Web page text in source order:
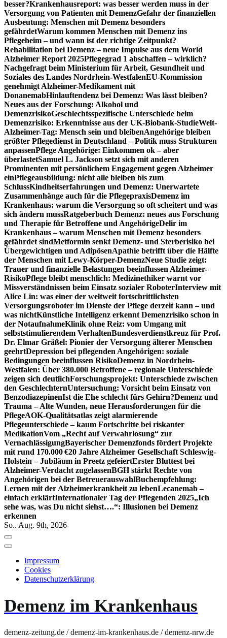
besser?Krankenhausreport: was besser werden muss in der
Versorgung von Patienten mit DemenzGefahr der finanziellen
Ausbeutung: Menschen mit Demenz besonders
gefährdetWarum kommen Menschen mit Demenz ins
Pflegeheim – und wann ist der richtige Zeitpunkt?
Rehabilitation bei Demenz – neue Impulse aus dem World
Alzheimer Report 2025Pflegegrad 1 abschaffen – wirklich?
Nachgefragt beim Ministerium für Arbeit, Gesundheit und
Soziales des Landes Nordrhein-WestfalenEU-Kommission
genehmigt Alzheimer-Medikament mit
DonanemabHinlauftendenz bei Demenz: Was lässt bleiben?
Neues aus der Forschung: Alkohol und
DemenzrisikoGeschlechtsspezifische Unterschiede beim
Demenzrisiko: Erkenntnisse aus der UK-Biobank-StudieWelt-
Alzheimer-Tag: Mensch sein und bleibenAngehörige bleiben
größter Pflegedienst in Deutschland – Politik muss Strukturen
anpassenPflege Angehörige: Einkommen ok – aber
überlastetSamuel L. Jackson setzt sich mit anderen
Prominenten mit persönlichem Engagement gegen Alzheimer
einPflegeausbildung: nicht alle bleiben bis zum
SchlussKindheitserfahrungen und Demenz: Unerwartete
Zusammenhänge auch für die PflegepraxisDemenz im
Krankenhaus: warum die Versorgung so oft scheitert und was
sich ändern mussRatgeberbuch Demenz: neues aus Forschung
und Therapie für Betroffene und AngehörigeDelir im
Krankenhaus – warum Menschen mit Demenz besonders
gefährdet sindMetformin senkt Demenz- und Sterberisiko bei
Übergewichtigen und AdipösenApathie betrifft über die Hälfte
der Menschen mit Lewy-Körper-DemenzNeue Studie zeigt:
Trauer und finanzielle Belastungen beeinflussen Alzheimer-
RisikoPflege bleibt menschlich: Medizinethiker warnt vor
Missverständnissen beim Einsatz sozialer RoboterInterview mit
Alice Lin: was einer der weltweit fortschrittlichsten
Versorgungsroboter im Dienste der Pflege derzeit kann – und
was nichtKünstliche Intelligenz erkennt Demenzrisiko schon in
der NotaufnahmeKlinik ohne Reiz: vom Umgang mit
selbststimulierendem VerhaltenBundesverdienstkreuz für Prof.
Dr. Elmar Gräßel: Pionier der Versorgung älterer Menschen
geehrtDepression bei pflegenden Angehörigen: soziale
Bedingungen beeinflussen RisikoDemenz in Nordrhein-
Westfalen: Über 380.000 Betroffene – regionale Unterschiede
zeigen sich deutlichForschungsprojekt: Unterschiede zwischen
den GeschlechternUntersuchung: Vorsicht beim Einsatz von
BenzodiazepinenIst die Ehe schlecht fürs Gehirn?Demenz und
Trauma – Alte Wunden, neue Herausforderungen für die
PflegeAOK-Qualitätsatlas zeigt alarmierende
Pflegeunterschiede – kaum Fortschritte bei riskanter
MedikationVom „Recht auf Verwahrlosung“ zur
VernachlässigungBayerischer Demenzfonds fördert Projekte
mit rund 170.000 €20 Jahre Alzheimer Gesellschaft Schleswig-
Holstein – Jubiläum in Preetz gefeiertErster Bluttest bei
Alzheimer-Verdacht zugelassenBGH stärkt Rechte von
Angehörigen bei der BetreuerauswahlBuchempfehlung:
Lernen mit der Alzheimerkrankheit zu lebenLecanemab –
einfach erklärtInternationaler Tag der Pflegenden 2025„Ich
sehe was, was Du nicht siehst….“: Illusionen bei Demenz
erkennen
So.. Aug. 9th, 2026
Impressum
Cookies
Datenschutzerklärung
Demenz im Krankenhaus
demenz-zeitung.de / demenz-im-krankenhaus.de / demenz-nrw.de